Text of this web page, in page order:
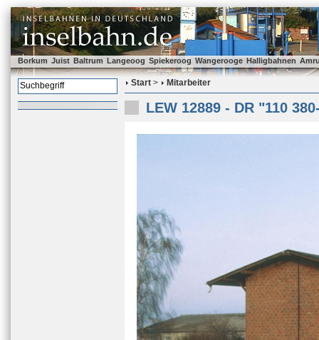
Borkum Juist Baltrum Langeoog Spiekeroog Wangerooge Halligbahnen
Start > Mitarbeiter
LEW 12889 - DR "110